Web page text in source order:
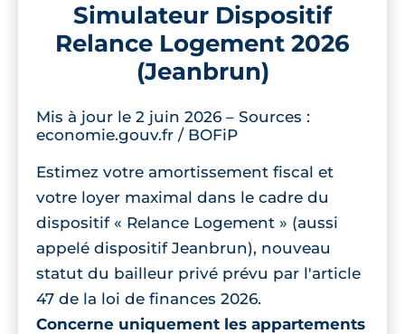
Simulateur Dispositif
Relance Logement 2026
(Jeanbrun)
Mis à jour le 2 juin 2026 – Sources :
economie.gouv.fr / BOFiP
Estimez votre amortissement fiscal et
votre loyer maximal dans le cadre du
dispositif « Relance Logement » (aussi
appelé dispositif Jeanbrun), nouveau
statut du bailleur privé prévu par l'article
47 de la loi de finances 2026.
Concerne uniquement les appartements